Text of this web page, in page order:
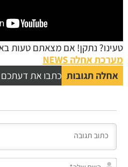
טעינו? נתקן! אם מצאתם טעות
מערכת אחלה NEWS
אחלה תגובות כתבו את